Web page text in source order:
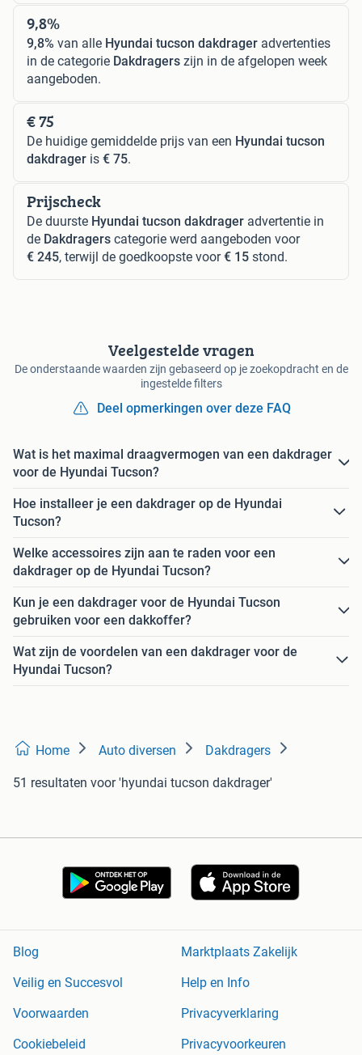
9,8%
9,8% van alle Hyundai tucson dakdrager advertenties
in de categorie Dakdragers zijn in de afgelopen week
aangeboden.
€ 75
De huidige gemiddelde prijs van een Hyundai tucson
dakdrager is € 75.
Prijscheck
De duurste Hyundai tucson dakdrager advertentie in
de Dakdragers categorie werd aangeboden voor
€ 245, terwijl de goedkoopste voor€ 15 stond.
Veelgestelde vragen
De onderstaande waarden zijn gebaseerd op je zoekopdracht en de
ingestelde filters
Deel opmerkingen over deze FAQ
Wat is het maximal draagvermogen van een dakdrager
voor de Hyundai Tucson?
Hoe installeer je een dakdrager op de Hyundai
Tucson?
Welke accessoires zijn aan te raden voor een
dakdrager op de Hyundai Tucson?
Kun je een dakdrager voor de Hyundai Tucson
gebruiken voor een dakkoffer?
Wat zijn de voordelen van een dakdrager voor de
Hyundai Tucson?
Home Auto diversen Dakdragers
51 resultaten voor 'hyundai tucson dakdrager'
Blog
Marktplaats Zakelijk
Veilig en Succesvol
Help en Info
Voorwaarden
Privacyverklaring
Cookiebeleid
Privacyvoorkeuren